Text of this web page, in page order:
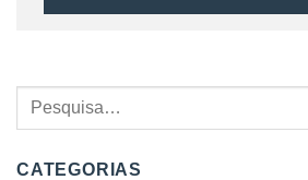
CATEGORIAS